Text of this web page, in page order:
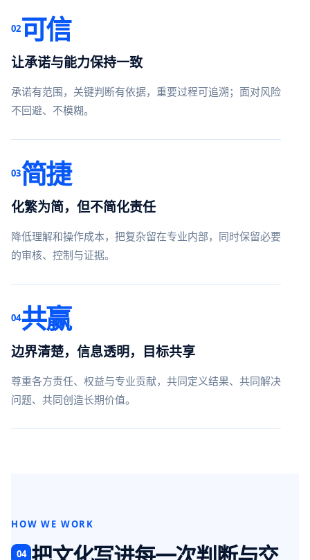
02可信
让承诺与能力保持一致
承诺有范围，关键判断有依据，重要过程可追溯；面对风险
不回避、不模糊。
03简捷
化繁为简，但不简化责任
降低理解和操作成本，把复杂留在专业内部，同时保留必要
的审核、控制与证据。
04共赢
边界清楚，信息透明，目标共享
尊重各方责任、权益与专业贡献，共同定义结果、共同解决
问题、共同创造长期价值。
HOW WE WORK
04